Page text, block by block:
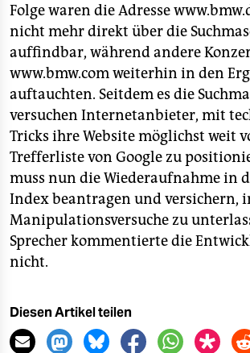
verlag
verlag
veranstaltungen
shop
fragen & hilfe
unterstützen
abo
genossenschaft
Folge waren die Adresse
nicht mehr direkt über die
auffindbar, während andere
www.bmw.com weiterhin in den
auftauchten. Seitdem es die
versuchen Internetanbieter, mit
Tricks ihre Website möglichst weit
Trefferliste von Google zu
muss nun die Wiederaufnahme in
Index beantragen und versichern,
Manipulationsversuche zu
Sprecher kommentierte die
nicht.
Diesen Artikel teilen